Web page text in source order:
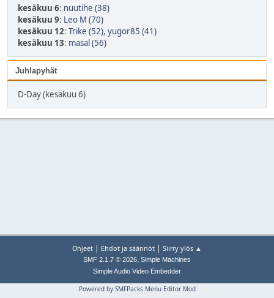
kesäkuu 6: nuutihe (38)
kesäkuu 9: Leo M (70)
kesäkuu 12: Trike (52), yugor85 (41)
kesäkuu 13: masal (56)
Juhlapyhät
D-Day (kesäkuu 6)
Ohjeet | Ehdot ja säännöt | Siirry ylös ▲
SMF 2.1.7 © 2026, Simple Machines
Simple Audio Video Embedder
Powered by SMFPacks Menu Editor Mod